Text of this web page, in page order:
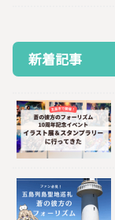
新着記事